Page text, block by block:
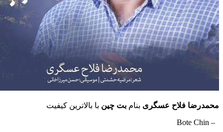
فلاح عسگری بنامبت چینبا بالاترین کیفیت